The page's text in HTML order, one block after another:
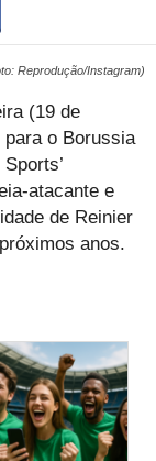
Reprodução/Instagram)
(19 de
o Borussia
atacante e
de Reinier
anos.